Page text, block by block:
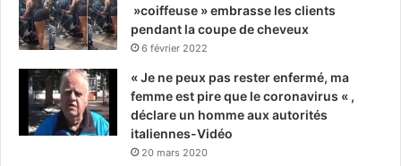
»coiffeuse » embrasse les clients
pendant la coupe de cheveux
6 février 2022
« Je ne peux pas rester enfermé, ma
femme est pire que le coronavirus « ,
déclare un homme aux autorités
italiennes-Vidéo
20 mars 2020